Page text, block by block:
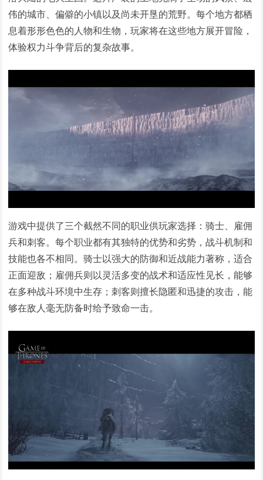
伟的城市、偏僻的小镇以及尚未开垦的荒野。每个地方都栖
息着形形色色的人物和生物，玩家将在这些地方展开冒险，
体验权力斗争背后的复杂故事。
游戏中提供了三个截然不同的职业供玩家选择：骑士、雇佣
兵和刺客。每个职业都有其独特的优势和劣势，战斗机制和
技能也各不相同。骑士以强大的防御和近战能力著称，适合
正面迎敌；雇佣兵则以灵活多变的战术和适应性见长，能够
在多种战斗环境中生存；刺客则擅长隐匿和迅捷的攻击，能
够在敌人毫无防备时给予致命一击。